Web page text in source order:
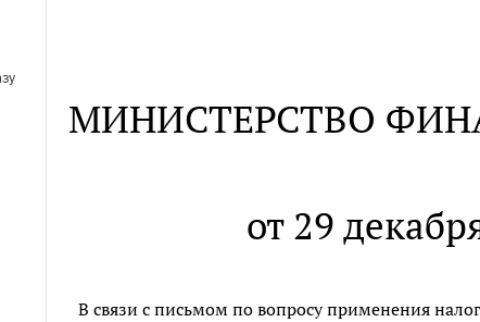
МИНИСТЕРСТВО
от 29
В связи с письмом по вопросу применения